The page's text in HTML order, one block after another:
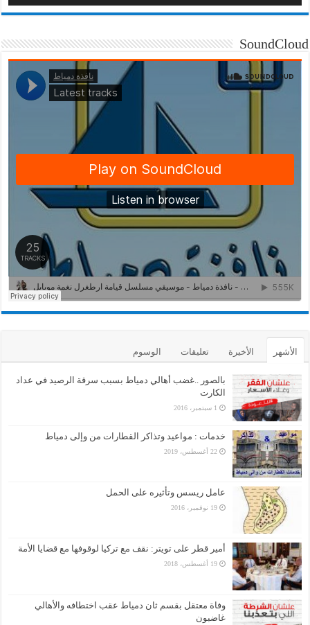
SoundCloud
الأشهر الأخيرة تعليقات الوسوم
بالصور ..غضب أهالي دمياط بسبب سرقة الرصيد في عداد
الكارت
1 سبتمبر، 2016
خدمات : مواعيد وتذاكر القطارات من وإلى دمياط
22 أغسطس، 2019
عامل ريسس وتأثيره على الحمل
19 نوفمبر، 2016
أمير قطر على تويتر: نقف مع تركيا لوقوفها مع قضايا الأمة
19 أغسطس، 2018
وفاة معتقل بقسم ثان دمياط عقب اختطافه والأهالي
غاضبون